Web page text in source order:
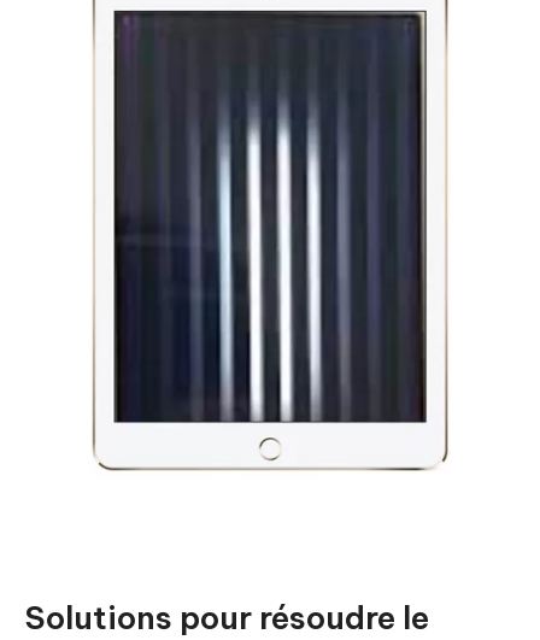
Solutions pour résoudre le